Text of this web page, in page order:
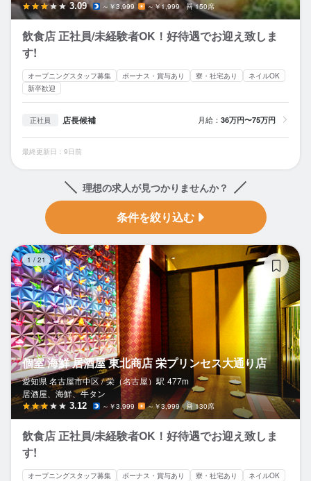
3.09 ～￥3,999 ～￥1,999 150席
飲食店 正社員/未経験者OK！好待遇でお迎え致しま
す!
オープニングスタッフ募集 ボーナス・賞与あり 寮・社宅あり
ネイルOK
新卒歓迎
正社員 店長候補 月給： 36万円〜75万円
最終更新日：9日前
理想の求人が見つかりませんか？
条件を絞り込む
1 / 21
個室 海鮮 居酒屋 東北商店 栄プリンセス大通り店
愛知県 名古屋市中区 / 栄（名古屋） 駅 477m
居酒屋、海鮮、牛タン
3.12 ～￥3,999 ～￥3,999 130席
飲食店 正社員/未経験者OK！好待遇でお迎え致しま
す!
オープニングスタッフ募集 ボーナス・賞与あり 寮・社宅あり
ネイルOK